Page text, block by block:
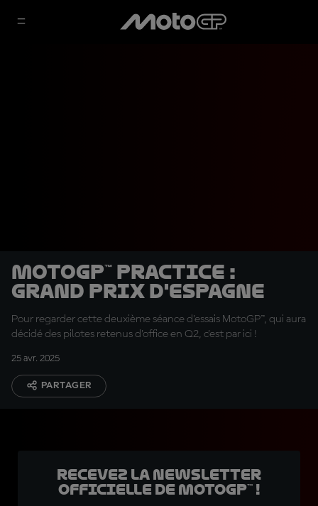
MotoGP™ Practice :
Grand Prix d'Espagne
Pour regarder cette deuxième séance d'essais MotoGP™, qui aura
décidé des pilotes retenus d'office en Q2, c'est par ici !
25 avr. 2025
PARTAGER
Recevez la Newsletter
officielle de MotoGP™ !